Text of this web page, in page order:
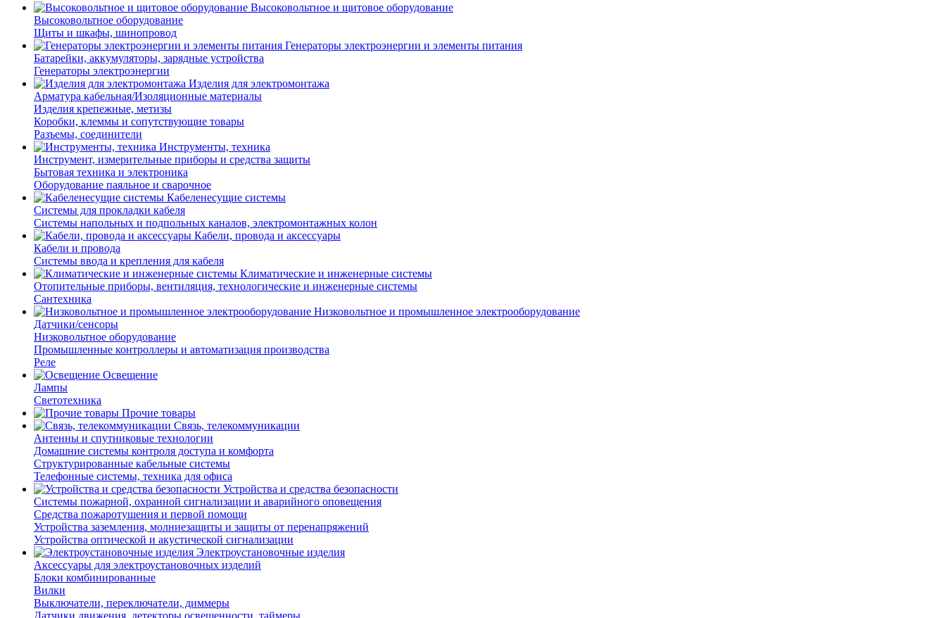
Высоковольтное и щитовое оборудование
Высоковольтное оборудование
Щиты и шкафы, шинопровод
Генераторы электроэнергии и элементы питания
Батарейки, аккумуляторы, зарядные устройства
Генераторы электроэнергии
Изделия для электромонтажа
Арматура кабельная/Изоляционные материалы
Изделия крепежные, метизы
Коробки, клеммы и сопутствующие товары
Разъемы, соединители
Инструменты, техника
Инструмент, измерительные приборы и средства защиты
Бытовая техника и электроника
Оборудование паяльное и сварочное
Кабеленесущие системы
Системы для прокладки кабеля
Системы напольных и подпольных каналов, электромонтажных колон
Кабели, провода и аксессуары
Кабели и провода
Системы ввода и крепления для кабеля
Климатические и инженерные системы
Отопительные приборы, вентиляция, технологические и инженерные системы
Сантехника
Низковольтное и промышленное электрооборудование
Датчики/сенсоры
Низковольтное оборудование
Промышленные контроллеры и автоматизация производства
Реле
Освещение
Лампы
Светотехника
Прочие товары
Связь, телекоммуникации
Антенны и спутниковые технологии
Домашние системы контроля доступа и комфорта
Структурированные кабельные системы
Телефонные системы, техника для офиса
Устройства и средства безопасности
Системы пожарной, охранной сигнализации и аварийного оповещения
Средства пожаротушения и первой помощи
Устройства заземления, молниезащиты и защиты от перенапряжений
Устройства оптической и акустической сигнализации
Электроустановочные изделия
Аксессуары для электроустановочных изделий
Блоки комбинированные
Вилки
Выключатели, переключатели, диммеры
Датчики движения, детекторы освещенности, таймеры